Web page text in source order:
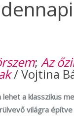
; Az
/ Vojtina
lehet a klasszikus
világra